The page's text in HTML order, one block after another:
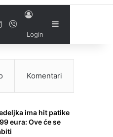
Instagram
Viber
Login
Sidebar
Komentari
ima hit patike
eura: Ove će se